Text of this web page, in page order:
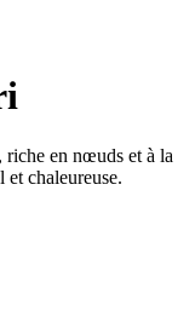
riche en nœuds et à la
et chaleureuse.